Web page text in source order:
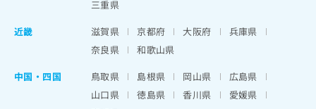
三重県
近畿
滋賀県 京都府 大阪府
兵庫県
奈良県
和歌山県
中国・四国
鳥取県 島根県 岡山県
広島県
山口県
徳島県 香川県
愛媛県